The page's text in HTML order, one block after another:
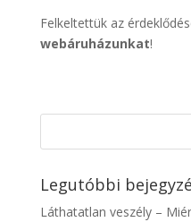
Felkeltettük az
webáruházunkat!
Legutóbbi
Láthatatlan veszély –